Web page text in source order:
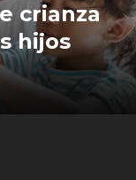
crianza
hijos